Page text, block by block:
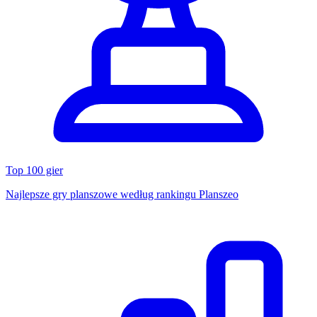
Top 100 gier
Najlepsze gry planszowe według rankingu Planszeo